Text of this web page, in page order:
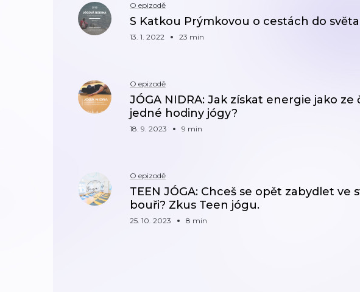
O epizodě
S Katkou Prýmkovou o cestách do světa
13. 1. 2022 23 min
O epizodě
JÓGA NIDRA: Jak získat energie jako
jedné hodiny jógy?
18. 9. 2023 9 min
O epizodě
TEEN JÓGA: Chceš se opět zabydlet
bouři? Zkus Teen jógu.
25. 10. 2023 8 min